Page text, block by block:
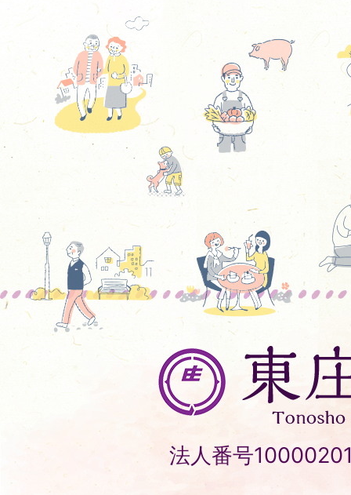
東
庄
町
Tonosho
Town
法人番号